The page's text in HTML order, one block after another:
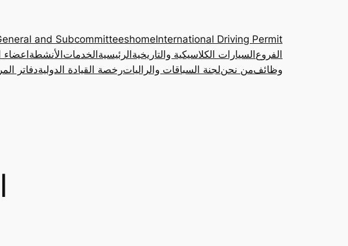
and SubcommitteeshomeInternational Driving Permit
اعضاء الأنشطة الخدمات الرئيسية السيارات الكلاسيكية والتاريخية الفروع
دفاتررخصة القيادة الدوليةلجنة السباقات والرالياتمن نحنوظائف